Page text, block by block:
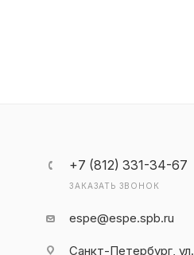
+7 (812) 331-34-67
ЗАКАЗАТЬ ЗВОНОК
espe@espe.spb.ru
Санкт-Петербург, ул.